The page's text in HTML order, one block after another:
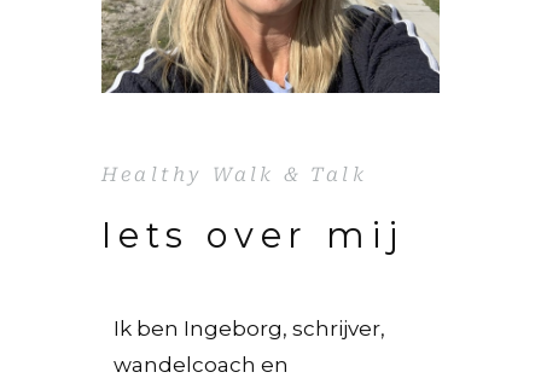
Healthy Walk & Talk
Iets over mij
Ik ben Ingeborg, schrijver,
wandelcoach en